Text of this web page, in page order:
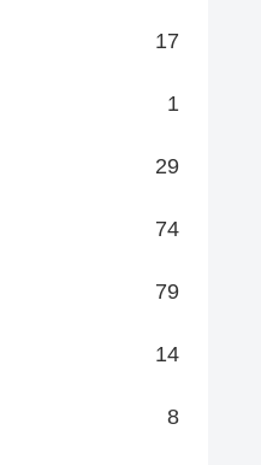
17
1
29
74
79
14
8